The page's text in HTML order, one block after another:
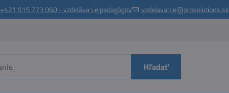
+421 915 773 060 - vzdelávanie pedagógov
vzdelavanie@prosolutions.sk
Hľadať